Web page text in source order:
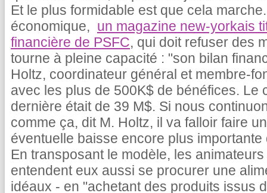
Et le plus formidable est que cela
économique, un magazine new-yorkais
financière de PSFC, qui doit refuser des
tourne à pleine capacité : "son bilan
Holtz, coordinateur général et membre-
avec les plus de 500K$ de bénéfices. Le
dernière était de 39 M$. Si nous
comme ça, dit M. Holtz, il va falloir faire
éventuelle baisse encore plus importante
En transposant le modèle, les
entendent eux aussi se procurer une
idéaux - en "achetant des produits issus